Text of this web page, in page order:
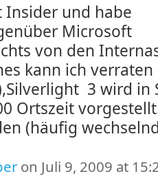
und habe
Microsoft
von den
kann ich verraten
3 wird in
Ortszeit
(häufig
on Juli 9, 2009 at